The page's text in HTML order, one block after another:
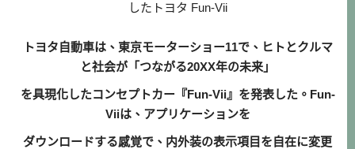
したトヨタ Fun-Vii
トヨタ自動車は、東京モーターショー11で、ヒトとクルマ
と社会が「つながる20XX年の未来」
を具現化したコンセプトカー『Fun-Vii』を発表した。Fun-
Viiは、アプリケーションを
ダウンロードする感覚で、内外装の表示項目を自在に変更